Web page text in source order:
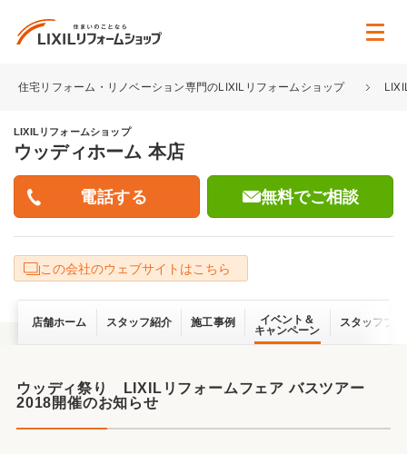
住宅リフォーム・リノベーション専門のLIXILリフォームショップ
LIXILリフォームショップ
ウッディホーム 本店
無料でご相談
この会社のウェブサイトはこちら
店舗ホーム スタッフ紹介 施工事例
イベント＆
キャンペーン
スタッフブ
ウッディ祭り LIXILリフォームフェア バスツアー
2018開催のお知らせ